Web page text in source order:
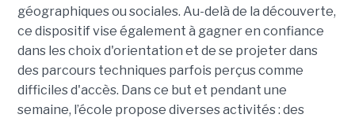
géographiques ou sociales. Au-delà de la découverte,
ce dispositif vise également à gagner en confiance
dans les choix d'orientation et de se projeter dans
des parcours techniques parfois perçus comme
difficiles d'accès. Dans ce but et pendant une
semaine, l’école propose diverses activités : des